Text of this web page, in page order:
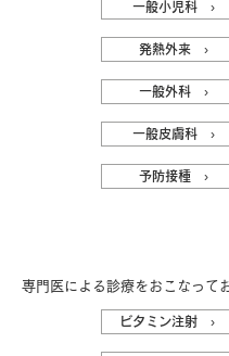
一般小児科 ›
発熱外来 ›
一般外科 ›
一般皮膚科 ›
予防接種 ›
専門医による診療をおこなって
ビタミン注射 ›